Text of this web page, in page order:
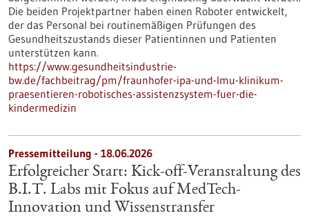
Die beiden Projektpartner haben einen Roboter entwickelt,
der das Personal bei routinemäßigen Prüfungen des
Gesundheitszustands dieser Patientinnen und Patienten
unterstützen kann.
https://www.gesundheitsindustrie-
bw.de/fachbeitrag/pm/fraunhofer-ipa-und-lmu-klinikum-
praesentieren-robotisches-assistenzsystem-fuer-die-
kindermedizin
Pressemitteilung - 18.06.2026
Erfolgreicher Start: Kick-off-Veranstaltung des
B.I.T. Labs mit Fokus auf MedTech-
Innovation und Wissenstransfer